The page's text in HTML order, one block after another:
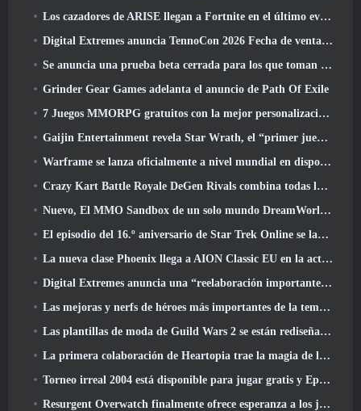
Los cazadores de ARISE llegan a Fortnite en el último evento de colaboración
Digital Extremes anuncia TennoCon 2026 Fecha de venta de entradas
Se anuncia una prueba beta cerrada para los que toman tiempo en juegos de disparos en tercera persona
Grinder Gear Games adelanta el anuncio de Path Of Exile
7 Juegos MMORPG gratuitos con la mejor personalización de personajes
Gaijin Entertainment revela Star Wrath, el “primer juego de acción de extracción espacial”
Warframe se lanza oficialmente a nivel mundial en dispositivos Android
Crazy Kart Battle Royale DeGen Rivals combina todas las cosas que probablemente no sabías que querías combinadas
Nuevo, El MMO Sandbox de un solo mundo DreamWorld llegará al acceso anticipado de Steam
El episodio del 16.º aniversario de Star Trek Online se lanza como parte de la actualización "Corrupción"
La nueva clase Phoenix llega a AION Classic EU en la actualización 'Ignite'
Digital Extremes anuncia una “reelaboración importante” del sistema de progresión del jugador de Soulframe
Las mejoras y nerfs de héroes más importantes de la temporada 6.5
Las plantillas de moda de Guild Wars 2 se están rediseñando según los comentarios de los jugadores
La primera colaboración de Heartopia trae la magia de la amistad de My Little Pony
Torneo irreal 2004 está disponible para jugar gratis y Epic no demandará a nadie por ello
Resurgent Overwatch finalmente ofrece esperanza a los jugadores